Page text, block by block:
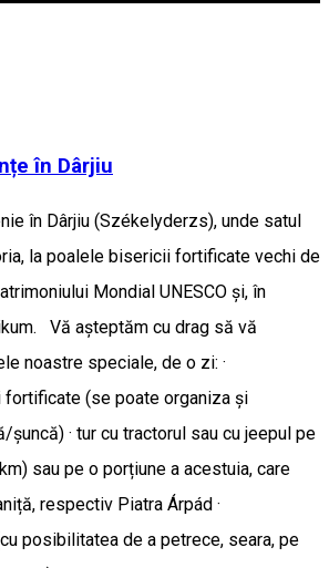
în Dârjiu
în Dârjiu (Székelyderzs), unde satul
la poalele bisericii fortificate vechi de
Mondial UNESCO și, în
Vă așteptăm cu drag să vă
noastre speciale, de o zi: ·
(se poate organiza și
· tur cu tractorul sau cu jeepul pe
sau pe o porțiune a acestuia, care
respectiv Piatra Árpád ·
posibilitatea de a petrece, seara, pe